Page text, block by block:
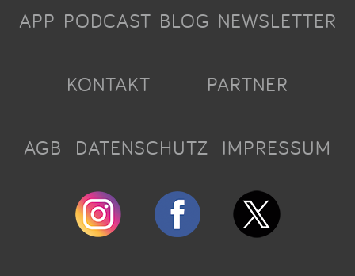
APP PODCAST BLOG NEWSLETTER
KONTAKT PARTNER
AGB DATENSCHUTZ IMPRESSUM